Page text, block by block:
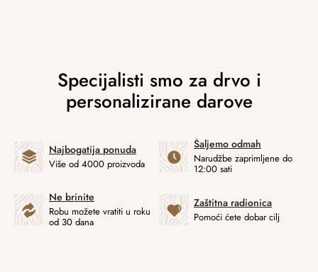
Najbogatija ponuda
Više od 4000 proizvoda
Šaljemo odmah
Narudžbe zaprimljene do
12:00 sati
Ne brinite
Robu možete vratiti u roku
od 30 dana
Zaštitna radionica
Pomoći ćete dobar cilj